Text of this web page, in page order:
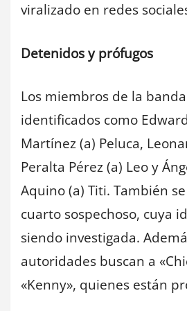
viralizado en redes
Detenidos y prófugos
Los miembros de la
identificados como
Martínez (a) Peluca,
Peralta Pérez (a) Leo y
Aquino (a) Titi. También
cuarto sospechoso, cuya
siendo investigada.
autoridades buscan a
«Kenny», quienes están